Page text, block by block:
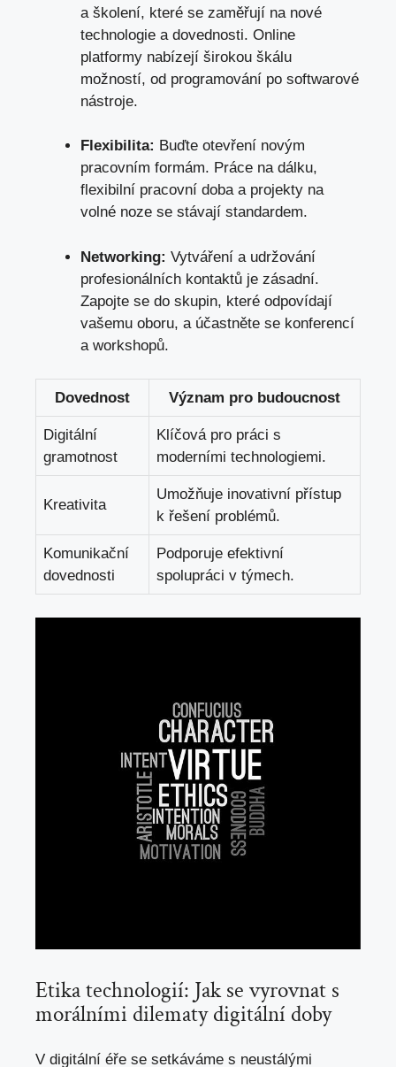
a školení, které se zaměřují na nové
technologie a dovednosti. Online
platformy nabízejí širokou škálu
možností, od programování po softwarové
nástroje.
Flexibilita: Buďte otevření novým
pracovním formám. Práce na dálku,
flexibilní pracovní doba a projekty na
volné noze se stávají standardem.
Networking: Vytváření a udržování
profesionálních kontaktů je zásadní.
Zapojte se do skupin, které odpovídají
vašemu oboru, a účastněte se konferencí
a workshopů.
Dovednost Význam pro budoucnost
Digitální
gramotnost
Klíčová pro práci s
moderními technologiemi.
Kreativita
Umožňuje inovativní přístup
k řešení problémů.
Komunikační
dovednosti
Podporuje efektivní
spolupráci v týmech.
Etika technologií: Jak se vyrovnat s
morálními dilematy digitální doby
V digitální éře se setkáváme s neustálými